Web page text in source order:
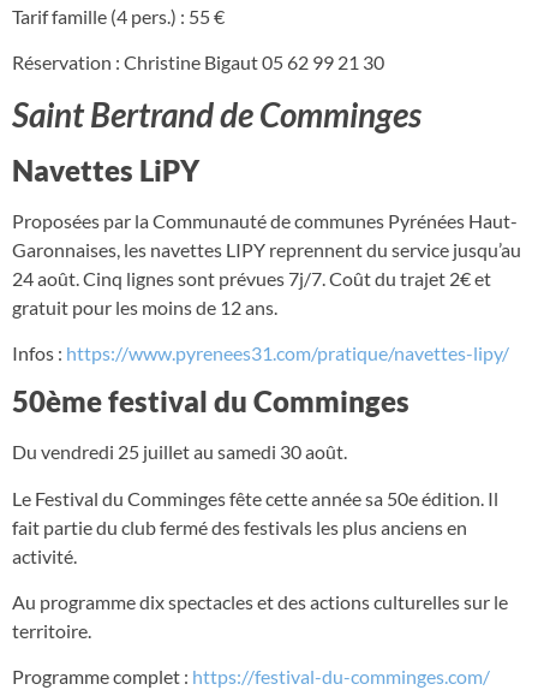
Tarif famille (4 pers.) : 55 €
Réservation : Christine Bigaut 05 62 99 21 30
Saint Bertrand de Comminges
Navettes LiPY
Proposées par la Communauté de communes Pyrénées Haut-
Garonnaises, les navettes LIPY reprennent du service jusqu’au
24 août. Cinq lignes sont prévues 7j/7. Coût du trajet 2€ et
gratuit pour les moins de 12 ans.
Infos : https://www.pyrenees31.com/pratique/navettes-lipy/
50ème festival du Comminges
Du vendredi 25 juillet au samedi 30 août.
Le Festival du Comminges fête cette année sa 50e édition. Il
fait partie du club fermé des festivals les plus anciens en
activité.
Au programme dix spectacles et des actions culturelles sur le
territoire.
Programme complet : https://festival-du-comminges.com/